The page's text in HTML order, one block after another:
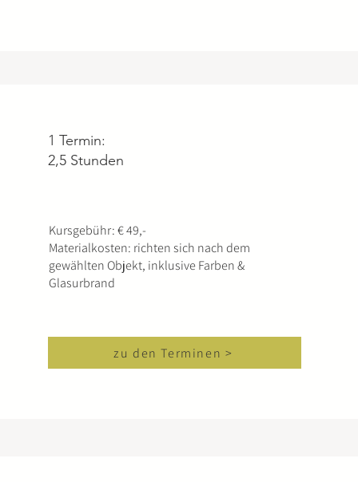
1 Termin:
2,5 Stunden
Kursgebühr: € 49,-
Materialkosten: richten sich nach dem
gewählten Objekt, inklusive Farben &
Glasurbrand
zu den Terminen >